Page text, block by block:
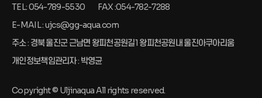
TEL: 054-789-5530
FAX :054-782-7288
E-MAIL : ujcs@gg-aqua.com
주소 : 경북 울진군 근남면 왕피천공원길1 왕피천공원내 울진아쿠아리움
개인정보책임관리자 : 박영균
Copyright © Uljinaqua All rights reserved.